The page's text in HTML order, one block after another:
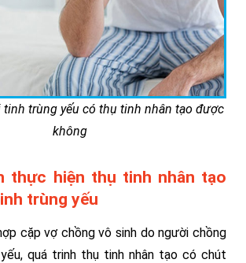
trùng yếu có thụ tinh nhân tạo được
không
thực hiện thụ tinh nhân tạo
trùng yếu
cặp vợ chồng vô sinh do người chồng
quá trinh thụ tinh nhân tạo có chút